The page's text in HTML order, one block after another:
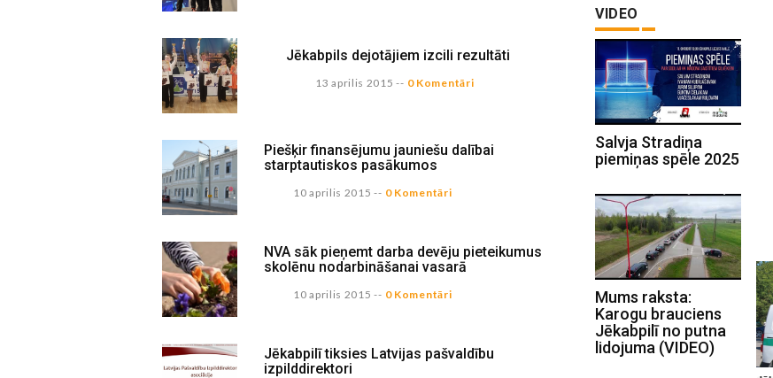
Jēkabpils dejotājiem izcili rezultāti
13 aprilis 2015 -- 0 Komentāri
Piešķir finansējumu jauniešu dalībai
starptautiskos pasākumos
10 aprilis 2015 -- 0 Komentāri
NVA sāk pieņemt darba devēju pieteikumus
skolēnu nodarbināšanai vasarā
10 aprilis 2015 -- 0 Komentāri
Jēkabpilī tiksies Latvijas pašvaldību
izpilddirektori
VIDEO
Salvja Stradiņa
piemiņas spēle 2025
Mums raksta:
Karogu brauciens
Jēkabpilī no putna
lidojuma (VIDEO)